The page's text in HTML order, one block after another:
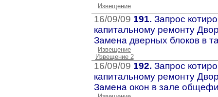
Извещение
16/09/09 191. Запрос
капитальному ремонту
Замена дверных блоков в
Извещение
Извещение 2
16/09/09 192. Запрос
капитальному ремонту
Замена окон в зале